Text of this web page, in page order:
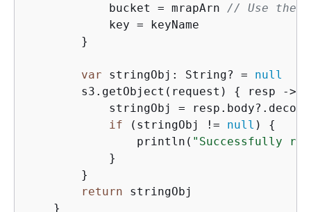
            bucket = mrapArn
// Use the
            key = keyName
        }
var stringObj: String? = null
        s3.getObject(request)
{
resp ->
stringObj =
if (stringObj != null ) {
                println(
"Successfully
            }
        }
return stringObj